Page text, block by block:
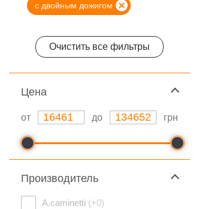
с двойным дожигом
Очистить все фильтры
Цeна
от до грн
Производитель
A.caminetti (+0)